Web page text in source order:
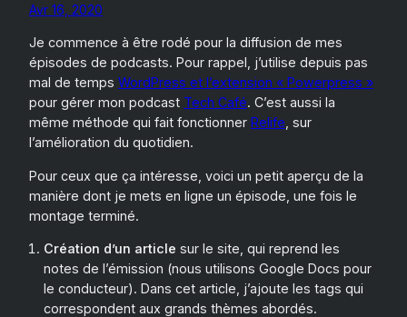
Avr 16, 2020
Je commence à être rodé pour la diffusion de mes
épisodes de podcasts. Pour rappel, j’utilise depuis pas
mal de temps WordPress et l’extension « Powerpress »
pour gérer mon podcast Tech Café. C’est aussi la
même méthode qui fait fonctionner Relife , sur
l’amélioration du quotidien.
Pour ceux que ça intéresse, voici un petit aperçu de la
manière dont je mets en ligne un épisode, une fois le
montage terminé.
Création d’un article sur le site, qui reprend les
notes de l’émission (nous utilisons Google Docs pour
le conducteur). Dans cet article, j’ajoute les tags qui
correspondent aux grands thèmes abordés.